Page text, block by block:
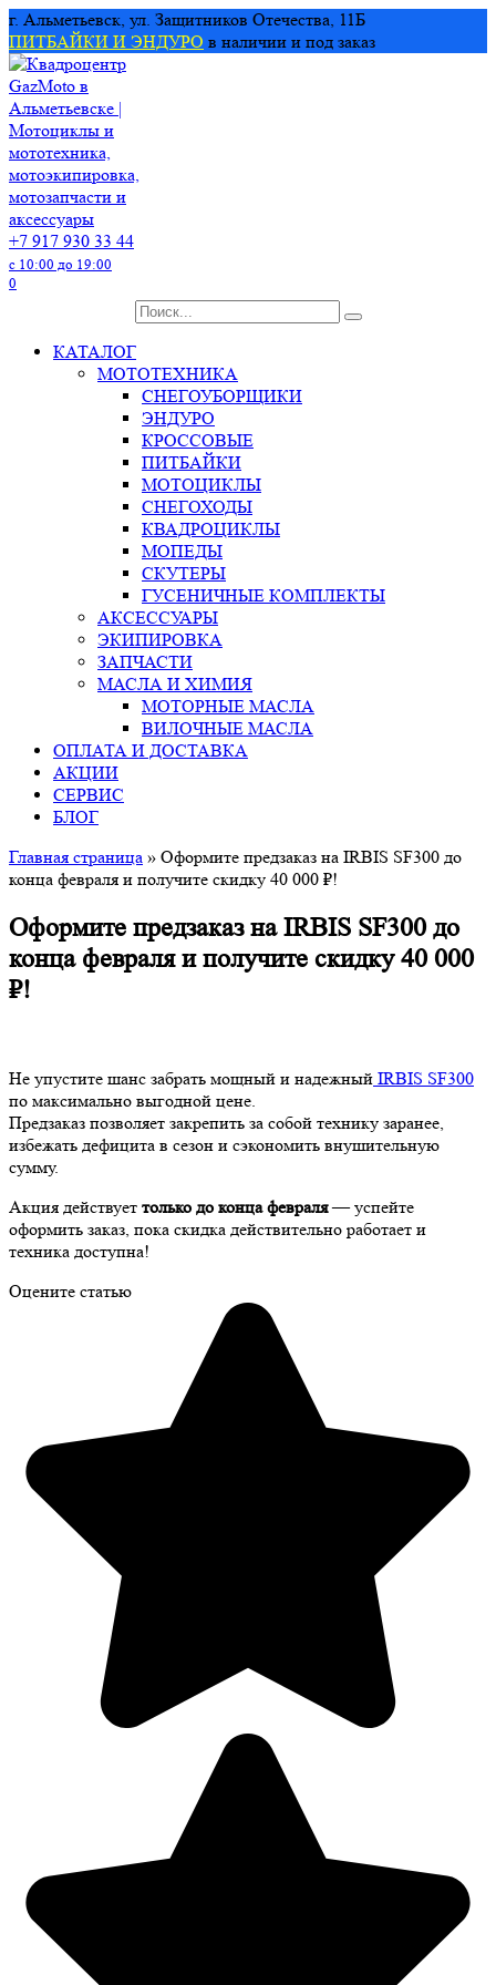
Перейти
к
содержанию
г. Альметьевск, ул. Защитников Отечества, 11Б
ПИТБАЙКИ И ЭНДУРО в наличии и под заказ
+7 917 930 33 44
с 10:00 до 19:00
0
Search
КАТАЛОГ
МОТОТЕХНИКА
СНЕГОУБОРЩИКИ
ЭНДУРО
КРОССОВЫЕ
ПИТБАЙКИ
МОТОЦИКЛЫ
СНЕГОХОДЫ
КВАДРОЦИКЛЫ
МОПЕДЫ
СКУТЕРЫ
ГУСЕНИЧНЫЕ КОМПЛЕКТЫ
АКСЕССУАРЫ
ЭКИПИРОВКА
ЗАПЧАСТИ
МАСЛА И ХИМИЯ
МОТОРНЫЕ МАСЛА
ВИЛОЧНЫЕ МАСЛА
ОПЛАТА И ДОСТАВКА
АКЦИИ
СЕРВИС
БЛОГ
Главная страница » Оформите предзаказ на IRBIS SF300 до
конца февраля и получите скидку 40 000 ₽!
Оформите предзаказ на IRBIS SF300 до
конца февраля и получите скидку 40 000
₽!
Не упустите шанс забрать мощный и надежный IRBIS SF300
по максимально выгодной цене.
Предзаказ позволяет закрепить за собой технику заранее,
избежать дефицита в сезон и сэкономить внушительную
сумму.
Акция действует только до конца февраля— успейте
оформить заказ, пока скидка действительно работает и
техника доступна!
Оцените статью